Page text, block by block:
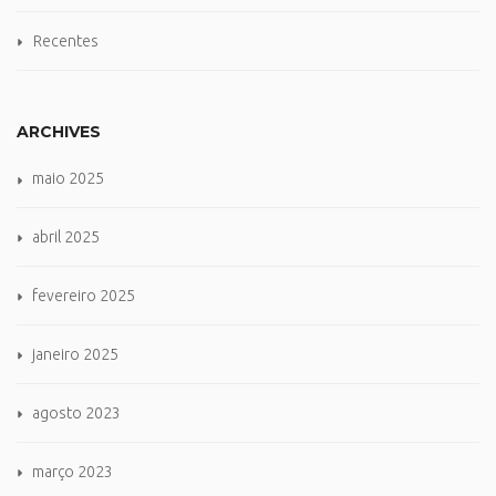
Recentes
ARCHIVES
maio 2025
abril 2025
fevereiro 2025
janeiro 2025
agosto 2023
março 2023